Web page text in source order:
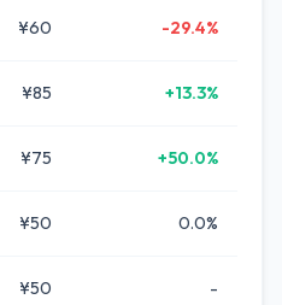
¥60 -29.4%
¥85 +13.3%
¥75 +50.0%
¥50 0.0%
¥50 -